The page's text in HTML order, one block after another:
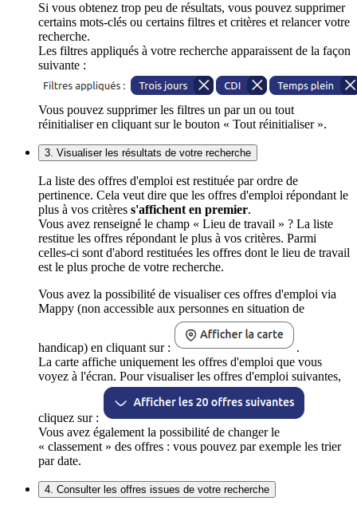
Si vous obtenez trop peu de résultats, vous pouvez supprimer
certains mots-clés ou certains filtres et critères et relancer votre
recherche.
Les filtres appliqués à votre recherche apparaissent de la façon
suivante :
Vous pouvez supprimer les filtres un par un ou tout
réinitialiser en cliquant sur le bouton « Tout réinitialiser ».
3. Visualiser les résultats de votre recherche
La liste des offres d'emploi est restituée par ordre de
pertinence. Cela veut dire que les offres d'emploi répondant le
plus à vos critères s'affichent en premier.
Vous avez renseigné le champ « Lieu de travail » ? La liste
restitue les offres répondant le plus à vos critères. Parmi
celles-ci sont d'abord restituées les offres dont le lieu de travail
est le plus proche de votre recherche.
Vous avez la possibilité de visualiser ces offres d'emploi via
Mappy (non accessible aux personnes en situation de
handicap) en cliquant sur :
.
La carte affiche uniquement les offres d'emploi que vous
voyez à l'écran. Pour visualiser les offres d'emploi suivantes,
cliquez sur :
Vous avez également la possibilité de changer le
« classement » des offres : vous pouvez par exemple les trier
par date.
4. Consulter les offres issues de votre recherche